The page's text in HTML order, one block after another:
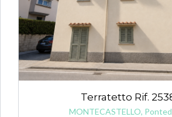
Terratetto Rif.
MONTECASTELLO,